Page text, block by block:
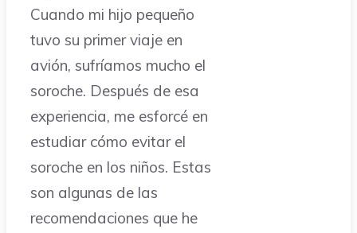
Cuando mi hijo pequeño
tuvo su primer viaje en
avión, sufríamos mucho el
soroche. Después de esa
experiencia, me esforcé en
estudiar cómo evitar el
soroche en los niños. Estas
son algunas de las
recomendaciones que he